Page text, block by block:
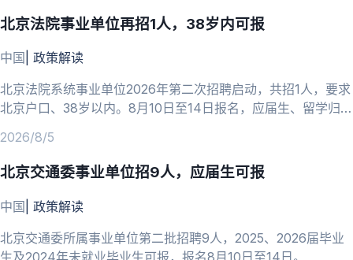
北京法院事业单位再招1人，38岁内可报
中国 政策解读
北京法院系统事业单位2026年第二次招聘启动，共招1人，要求
北京户口、38岁以内。8月10日至14日报名，应届生、留学归国
2026/8/5
北京交通委事业单位招9人，应届生可报
中国 政策解读
北京交通委所属事业单位第二批招聘9人，2025、2026届毕业
生及2024年未就业毕业生可报，报名8月10日至14日。